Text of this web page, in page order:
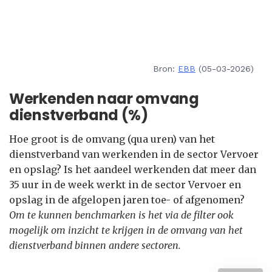
Bron: EBB (05-03-2026)
Werkenden naar omvang
dienstverband (%)
Hoe groot is de omvang (qua uren) van het
dienstverband van werkenden in de sector Vervoer
en opslag? Is het aandeel werkenden dat meer dan
35 uur in de week werkt in de sector Vervoer en
opslag in de afgelopen jaren toe- of afgenomen?
Om te kunnen benchmarken is het via de filter ook
mogelijk om inzicht te krijgen in de omvang van het
dienstverband binnen andere sectoren.